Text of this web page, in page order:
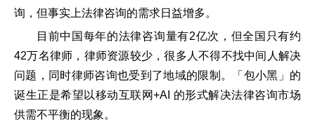
询，但事实上法律咨询的需求日益增多。
目前中国每年的法律咨询量有2亿次，但全国只有约
42万名律师，律师资源较少，很多人不得不找中间人解决
问题，同时律师咨询也受到了地域的限制。「包小黑」的
诞生正是希望以移动互联网+AI 的形式解决法律咨询市场
供需不平衡的现象。